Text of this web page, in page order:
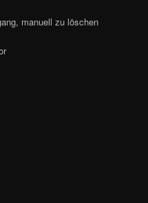
manuell zu löschen